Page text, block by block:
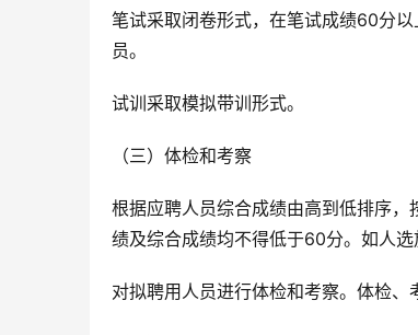
笔试采取闭卷形式，在笔试成绩60分
员。
试训采取模拟带训形式。
（三）体检和考察
根据应聘人员综合成绩由高到低排序
绩及综合成绩均不得低于60分。如人选
对拟聘用人员进行体检和考察。体检、